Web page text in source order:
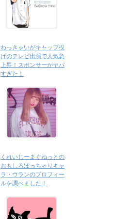
わっきゃいがキャップ投
げのテレビ出演で人気急
上昇！スポンサーがヤバ
すぎた！
くれいじーまぐねっとの
おもしろぽっちゃりキャ
ラ・ウランのプロフィー
ルを調べました！